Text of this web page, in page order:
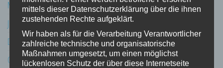
März 2020
Januar 2020
Dezember 2019
Oktober 2019
mittels dieser Datenschutzerklärung über die ihnen
zustehenden Rechte aufgeklärt.
Wir haben als für die Verarbeitung Verantwortlicher
zahlreiche technische und organisatorische
Maßnahmen umgesetzt, um einen möglichst
lückenlosen Schutz der über diese Internetseite